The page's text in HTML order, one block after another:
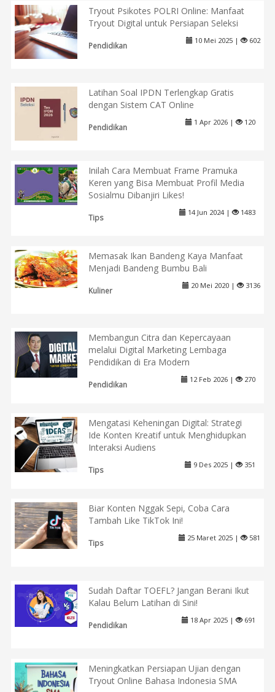
Tryout Psikotes POLRI Online: Manfaat
Tryout Digital untuk Persiapan Seleksi
Pendidikan
10 Mei 2025 | 602
Latihan Soal IPDN Terlengkap Gratis
dengan Sistem CAT Online
Pendidikan
1 Apr 2026 | 120
Inilah Cara Membuat Frame Pramuka
Keren yang Bisa Membuat Profil Media
Sosialmu Dibanjiri Likes!
Tips
14 Jun 2024 | 1483
Memasak Ikan Bandeng Kaya Manfaat
Menjadi Bandeng Bumbu Bali
Kuliner
20 Mei 2020 | 3136
Membangun Citra dan Kepercayaan
melalui Digital Marketing Lembaga
Pendidikan di Era Modern
Pendidikan
12 Feb 2026 | 270
Mengatasi Keheningan Digital: Strategi
Ide Konten Kreatif untuk Menghidupkan
Interaksi Audiens
Tips
9 Des 2025 | 351
Biar Konten Nggak Sepi, Coba Cara
Tambah Like TikTok Ini!
Tips
25 Maret 2025 | 581
Sudah Daftar TOEFL? Jangan Berani Ikut
Kalau Belum Latihan di Sini!
Pendidikan
18 Apr 2025 | 691
Meningkatkan Persiapan Ujian dengan
Tryout Online Bahasa Indonesia SMA